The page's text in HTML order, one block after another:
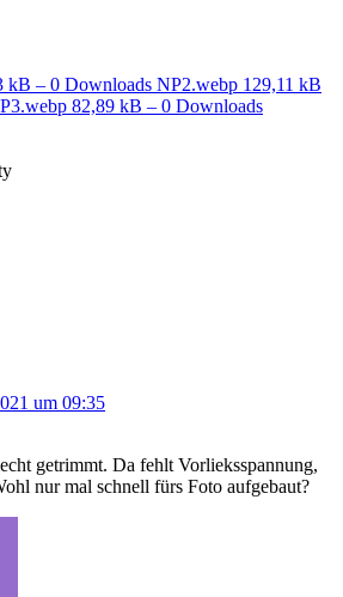
kB – 0 Downloads NP2.webp 129,11 kB
82,89 kB – 0 Downloads
um 09:35
getrimmt. Da fehlt Vorlieksspannung,
nur mal schnell fürs Foto aufgebaut?